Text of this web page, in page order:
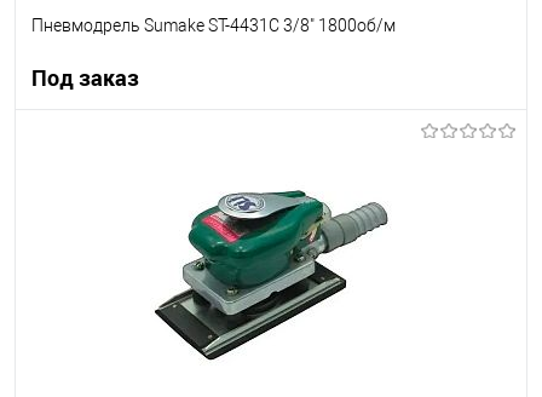
Пневмодрель Sumake ST-4431C 3/8" 1800об/м
Под заказ
Недоступно